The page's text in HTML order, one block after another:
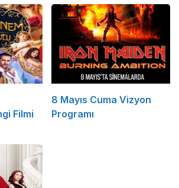
Filmi
8 Mayıs Cuma Vizyon
Programı